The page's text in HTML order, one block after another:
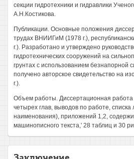
секции гидротехники и гидравлики
А.Н.Костикова.
Публикации. Основные положения
трудах ВНИИГиМ (1978 г.),
г.). Разработано и утверждено
гидротехнических сооружений на
грунтах с использованием безнапорной
получено авторское свидетельство на
г.).
Объем работы. Диссертационная работа
четырех глав, выводов по работе,
наименования), приложений 1,2,
машинописного текста,' 28 таблиц и 30